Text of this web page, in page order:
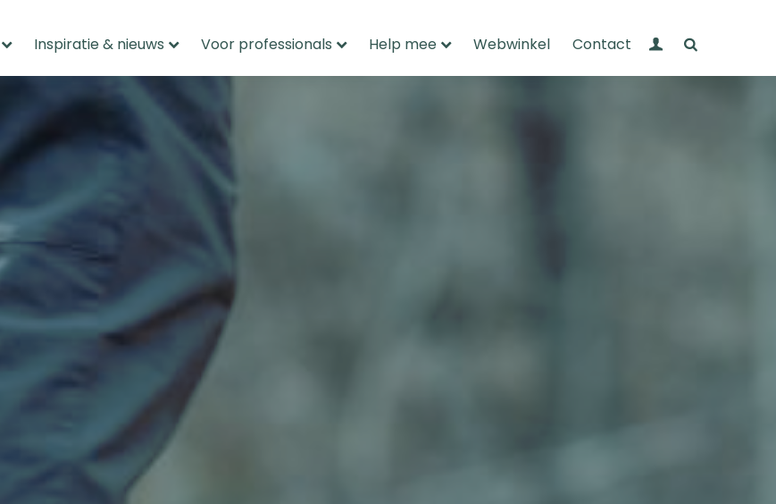
Inspiratie & nieuws Voor professionals Help mee Webwinkel Contact Mijn Wandelnet